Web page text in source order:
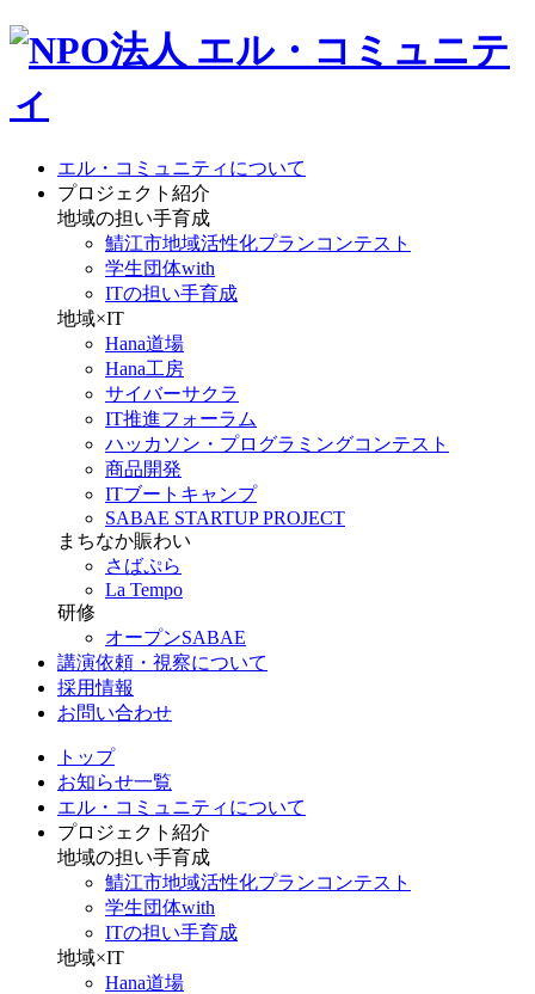
エル・コミュニティについて
プロジェクト紹介
地域の担い手育成
鯖江市地域活性化プランコンテスト
学生団体with
ITの担い手育成
地域×IT
Hana道場
Hana工房
サイバーサクラ
IT推進フォーラム
ハッカソン・プログラミングコンテスト
商品開発
ITブートキャンプ
SABAE STARTUP PROJECT
まちなか賑わい
さばぷら
La Tempo
研修
オープンSABAE
講演依頼・視察について
採用情報
お問い合わせ
トップ
お知らせ一覧
エル・コミュニティについて
プロジェクト紹介
地域の担い手育成
鯖江市地域活性化プランコンテスト
学生団体with
ITの担い手育成
地域×IT
Hana道場